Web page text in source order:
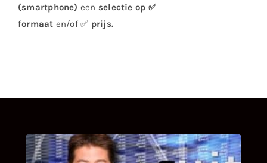
(smartphone) een selectie op ✅
formaat en/of ✅ prijs.
UITSTEL VAN EXECUTIE